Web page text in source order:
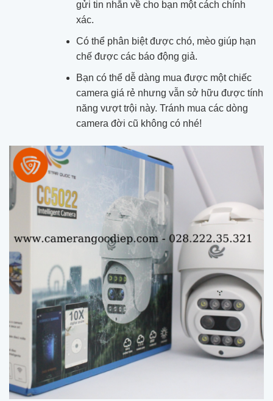
gửi tin nhắn về cho bạn một cách chính
xác.
Có thể phân biệt được chó, mèo giúp hạn
chế được các báo động giả.
Bạn có thể dễ dàng mua được một chiếc
camera giá rẻ nhưng vẫn sở hữu được tính
năng vượt trội này. Tránh mua các dòng
camera đời cũ không có nhé!